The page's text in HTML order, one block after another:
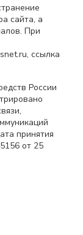
сайта, а
При
ссылка
России
принятия
от 25